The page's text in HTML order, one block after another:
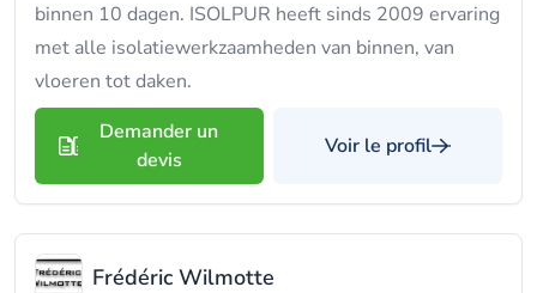
binnen 10 dagen. ISOLPUR heeft sinds 2009 ervaring
met alle isolatiewerkzaamheden van binnen, van
vloeren tot daken.
Demander un
devis
Voir le profil
Frédéric Wilmotte